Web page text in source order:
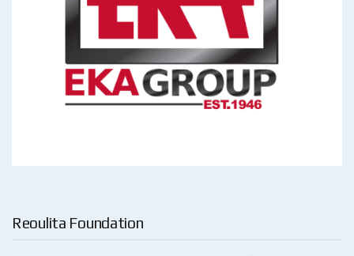
Reoulita Foundation